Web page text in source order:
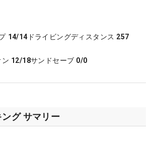
14/14 ドライビングディスタンス 257
ン 12/18サンドセーブ 0/0
グ サマリー